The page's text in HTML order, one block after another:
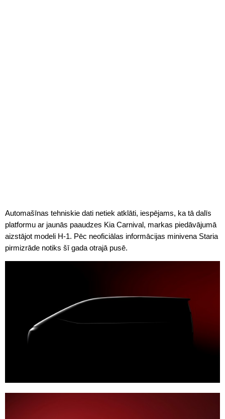
Automašīnas tehniskie dati netiek atklāti, iespējams, ka tā dalīs
platformu ar jaunās paaudzes Kia Carnival, markas piedāvājumā
aizstājot modeli H-1. Pēc neoficiālas informācijas minivena Staria
pirmizrāde notiks šī gada otrajā pusē.